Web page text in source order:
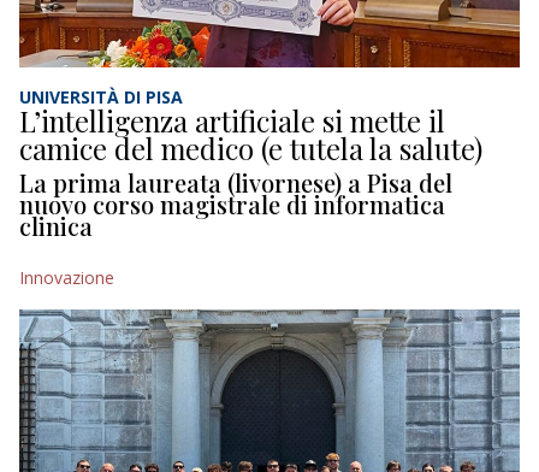
UNIVERSITÀ DI PISA
L’intelligenza artificiale si mette il
camice del medico (e tutela la salute)
La prima laureata (livornese) a Pisa del
nuovo corso magistrale di informatica
clinica
Innovazione